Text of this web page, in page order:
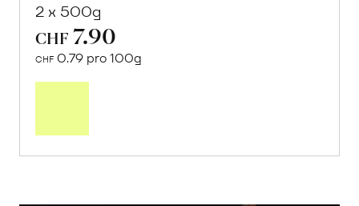
2 x 500g
CHF 7.90
CHF 0.79 pro 100g